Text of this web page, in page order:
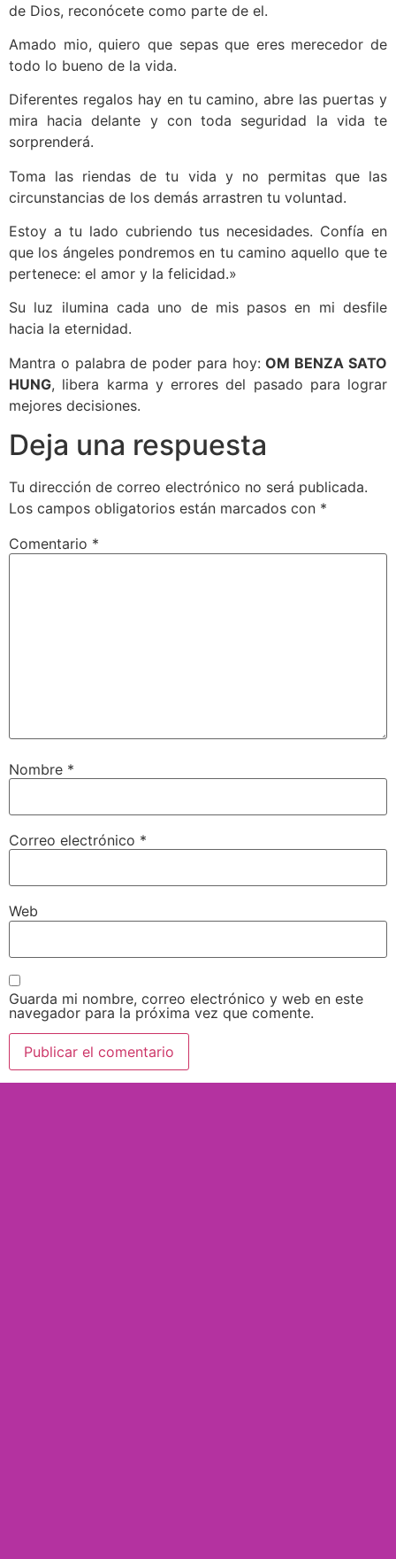
de Dios, reconócete como parte de el.
Amado mio, quiero que sepas que eres merecedor de
todo lo bueno de la vida.
Diferentes regalos hay en tu camino, abre las puertas y
mira hacia delante y con toda seguridad la vida te
sorprenderá.
Toma las riendas de tu vida y no permitas que las
circunstancias de los demás arrastren tu voluntad.
Estoy a tu lado cubriendo tus necesidades. Confía en
que los ángeles pondremos en tu camino aquello que te
pertenece: el amor y la felicidad.»
Su luz ilumina cada uno de mis pasos en mi desfile
hacia la eternidad.
Mantra o palabra de poder para hoy:OM BENZA SATO
HUNG, libera karma y errores del pasado para lograr
mejores decisiones.
Deja una respuesta
Tu dirección de correo electrónico no será publicada.
Los campos obligatorios están marcados con *
Comentario *
Nombre *
Correo electrónico *
Web
Guarda mi nombre, correo electrónico y web en este
navegador para la próxima vez que comente.